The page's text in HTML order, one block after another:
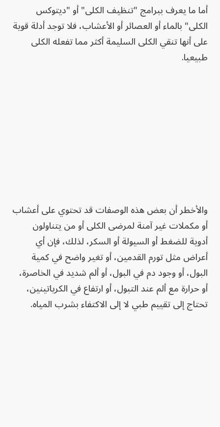
أما ما يعرف ببرامج "تنظيف الكلى" أو "ديتوكس
الكلى" بالماء أو العصائر أو الأعشاب، فلا توجد أدلة قوية
على أنها تنقي الكلى السليمة أكثر مما تفعله الكلى
طبيعيا.
والأخطر أن بعض هذه الوصفات قد تحتوي على أعشاب
أو مكملات غير آمنة لمرضى الكلى أو من يتناولون
أدوية للضغط أو السيولة أو السكر، لذلك، فإن أي
أعراض مثل تورم القدمين، أو تغير واضح في كمية
البول، أو وجود دم في البول، أو ألم شديد في الخاصرة،
أو حرارة مع ألم عند التبول، أو ارتفاع في الكرياتينين،
تحتاج إلى تقييم طبي لا إلى الاكتفاء بشرب المياه.